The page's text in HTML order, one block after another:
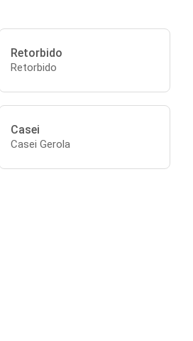
Retorbido
Retorbido
Casei
Casei Gerola